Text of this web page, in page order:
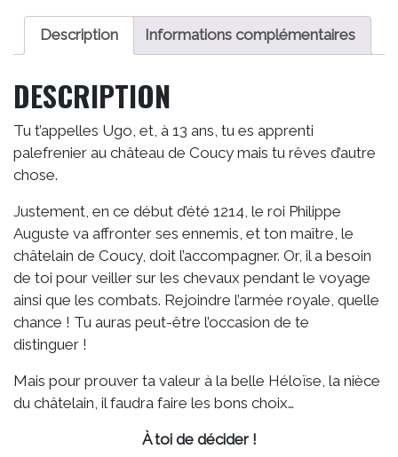
Ugo
et
de
Bouvine
Description Informations complémentaires
DESCRIPTION
Tu t’appelles Ugo, et, à 13 ans, tu es apprenti
palefrenier au château de Coucy mais tu rêves d’autre
chose.
Justement, en ce début d’été 1214, le roi Philippe
Auguste va affronter ses ennemis, et ton maître, le
châtelain de Coucy, doit l’accompagner. Or, il a besoin
de toi pour veiller sur les chevaux pendant le voyage
ainsi que les combats. Rejoindre l’armée royale, quelle
chance ! Tu auras peut-être l’occasion de te
distinguer !
Mais pour prouver ta valeur à la belle Héloïse, la nièce
du châtelain, il faudra faire les bons choix…
À toi de décider !